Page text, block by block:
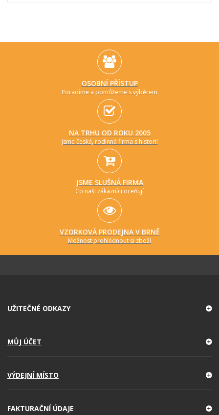
OSOBNÍ PŘÍSTUP
Poradíme a pomůžeme s výběrem
NA TRHU OD ROKU 2005
Jsme česká, rodinná firma s historií
JSME SLUŠNÁ FIRMA
Co naši zákazníci oceňují
VZORKOVÁ PRODEJNA V BRNĚ
Možnost prohlédnout si zboží
UŽITEČNÉ ODKAZY
MŮJ ÚČET
VÝDEJNÍ MÍSTO
FAKTURAČNÍ ÚDAJE